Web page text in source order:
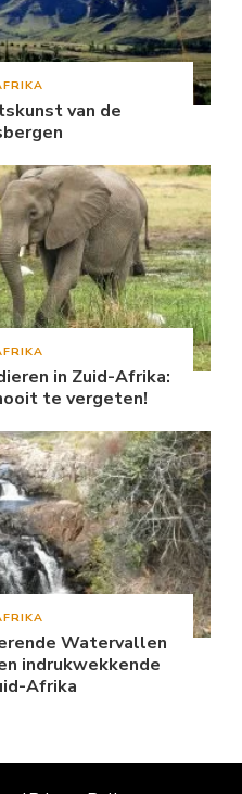
van de
in Zuid-Afrika:
te vergeten!
Watervallen
indrukwekkende
Afrika